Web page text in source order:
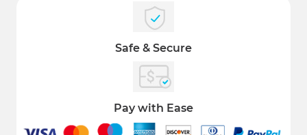
Safe & Secure
Pay with Ease